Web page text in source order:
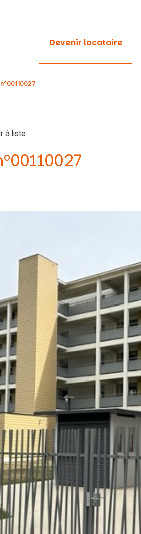
Devenir locataire
à liste